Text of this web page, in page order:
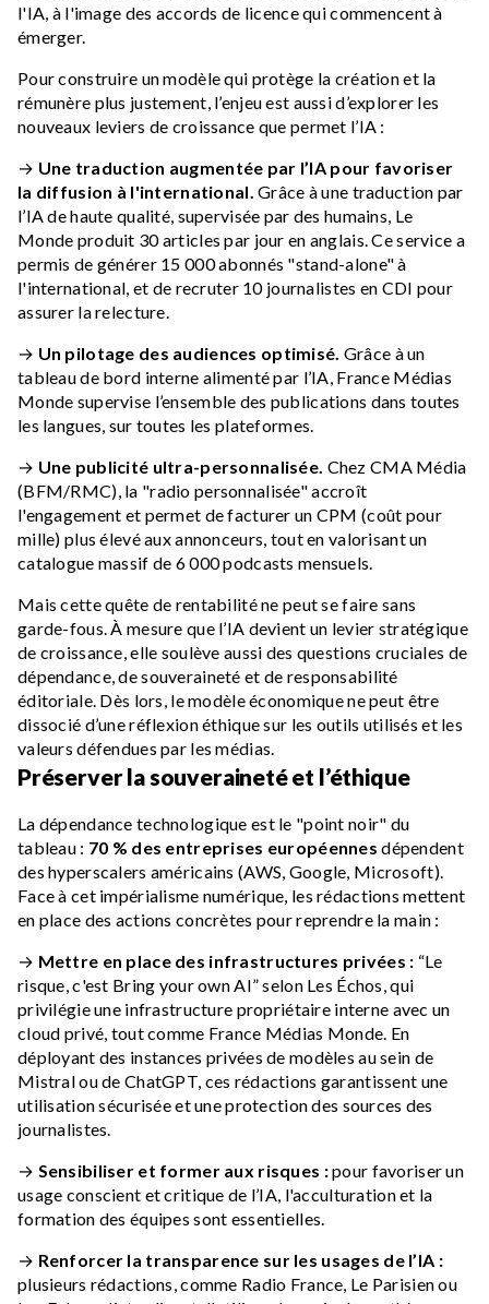
l'IA, à l'image des accords de licence qui commencent à
émerger.
Pour construire un modèle qui protège la création et la
rémunère plus justement, l’enjeu est aussi d’explorer les
nouveaux leviers de croissance que permet l’IA :
→ Une traduction augmentée par l’IA pour favoriser
la diffusion à l'international. Grâce à une traduction par
l’IA de haute qualité, supervisée par des humains, Le
Monde produit 30 articles par jour en anglais. Ce service a
permis de générer 15 000 abonnés "stand-alone" à
l'international, et de recruter 10 journalistes en CDI pour
assurer la relecture.
→ Un pilotage des audiences optimisé. Grâce à un
tableau de bord interne alimenté par l’IA, France Médias
Monde supervise l’ensemble des publications dans toutes
les langues, sur toutes les plateformes.
→ Une publicité ultra-personnalisée. Chez CMA Média
(BFM/RMC), la "radio personnalisée" accroît
l'engagement et permet de facturer un CPM (coût pour
mille) plus élevé aux annonceurs, tout en valorisant un
catalogue massif de 6 000 podcasts mensuels.
Mais cette quête de rentabilité ne peut se faire sans
garde-fous. À mesure que l’IA devient un levier stratégique
de croissance, elle soulève aussi des questions cruciales de
dépendance, de souveraineté et de responsabilité
éditoriale. Dès lors, le modèle économique ne peut être
dissocié d’une réflexion éthique sur les outils utilisés et les
valeurs défendues par les médias.
Préserver la souveraineté et l’éthique
La dépendance technologique est le "point noir" du
tableau : 70 % des entreprises européennes dépendent
des hyperscalers américains (AWS, Google, Microsoft).
Face à cet impérialisme numérique, les rédactions mettent
en place des actions concrètes pour reprendre la main :
→ Mettre en place des infrastructures privées : “Le
risque, c'est Bring your own AI” selon Les Échos, qui
privilégie une infrastructure propriétaire interne avec un
cloud privé, tout comme France Médias Monde. En
déployant des instances privées de modèles au sein de
Mistral ou de ChatGPT, ces rédactions garantissent une
utilisation sécurisée et une protection des sources des
journalistes.
→ Sensibiliser et former aux risques :pour favoriser un
usage conscient et critique de l’IA, l'acculturation et la
formation des équipes sont essentielles.
→ Renforcer la transparence sur les usages de l’IA :
plusieurs rédactions, comme Radio France, Le Parisien ou